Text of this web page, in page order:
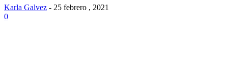
Karla Galvez - 25 febrero , 2021
0